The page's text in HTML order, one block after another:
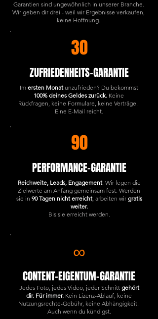
Garantien sind ungewöhnlich in unserer Branche.
Wir geben dir drei - weil wir Ergebnisse verkaufen,
keine Hoffnung.
30
ZUFRIEDENHEITS-GARANTIE
Im ersten Monatunzufrieden? Du bekommst
100% deines Geldes zurück. Keine
Rückfragen, keine Formulare, keine Verträge.
Eine E-Mail reicht.
90
PERFORMANCE-GARANTIE
Reichweite, Leads, Engagement: Wir legen die
Zielwerte am Anfang gemeinsam fest. Werden
sie in 90 Tagen nicht erreicht, arbeiten wir gratis
weiter.
Bis sie erreicht werden.
∞
CONTENT-EIGENTUM-GARANTIE
Jedes Foto, jedes Video, jeder Schnitt gehört
dir. Für immer. Kein Lizenz-Ablauf, keine
Nutzungsrechte-Gebühr, keine Abhängigkeit.
Auch wenn du kündigst.